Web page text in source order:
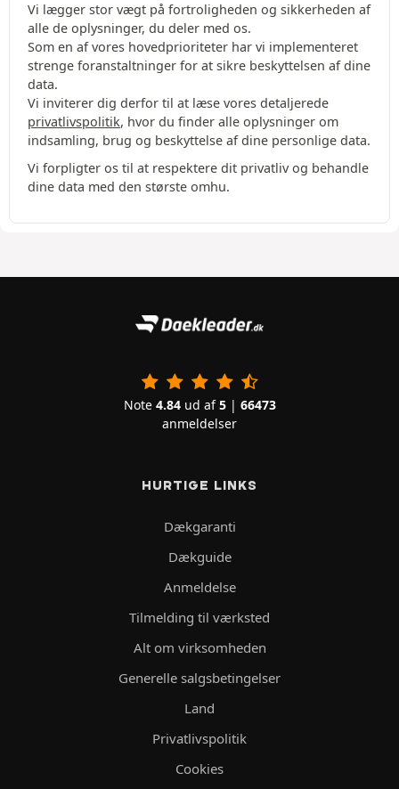
Vi lægger stor vægt på fortroligheden og sikkerheden af
alle de oplysninger, du deler med os.
Som en af vores hovedprioriteter har vi implementeret
strenge foranstaltninger for at sikre beskyttelsen af dine
data.
Vi inviterer dig derfor til at læse vores detaljerede
privatlivspolitik, hvor du finder alle oplysninger om
indsamling, brug og beskyttelse af dine personlige data.
Vi forpligter os til at respektere dit privatliv og behandle
dine data med den største omhu.
Note 4.84ud af5| 66473
anmeldelser
HURTIGE LINKS
Dækgaranti
Dækguide
Anmeldelse
Tilmelding til værksted
Alt om virksomheden
Generelle salgsbetingelser
Land
Privatlivspolitik
Cookies